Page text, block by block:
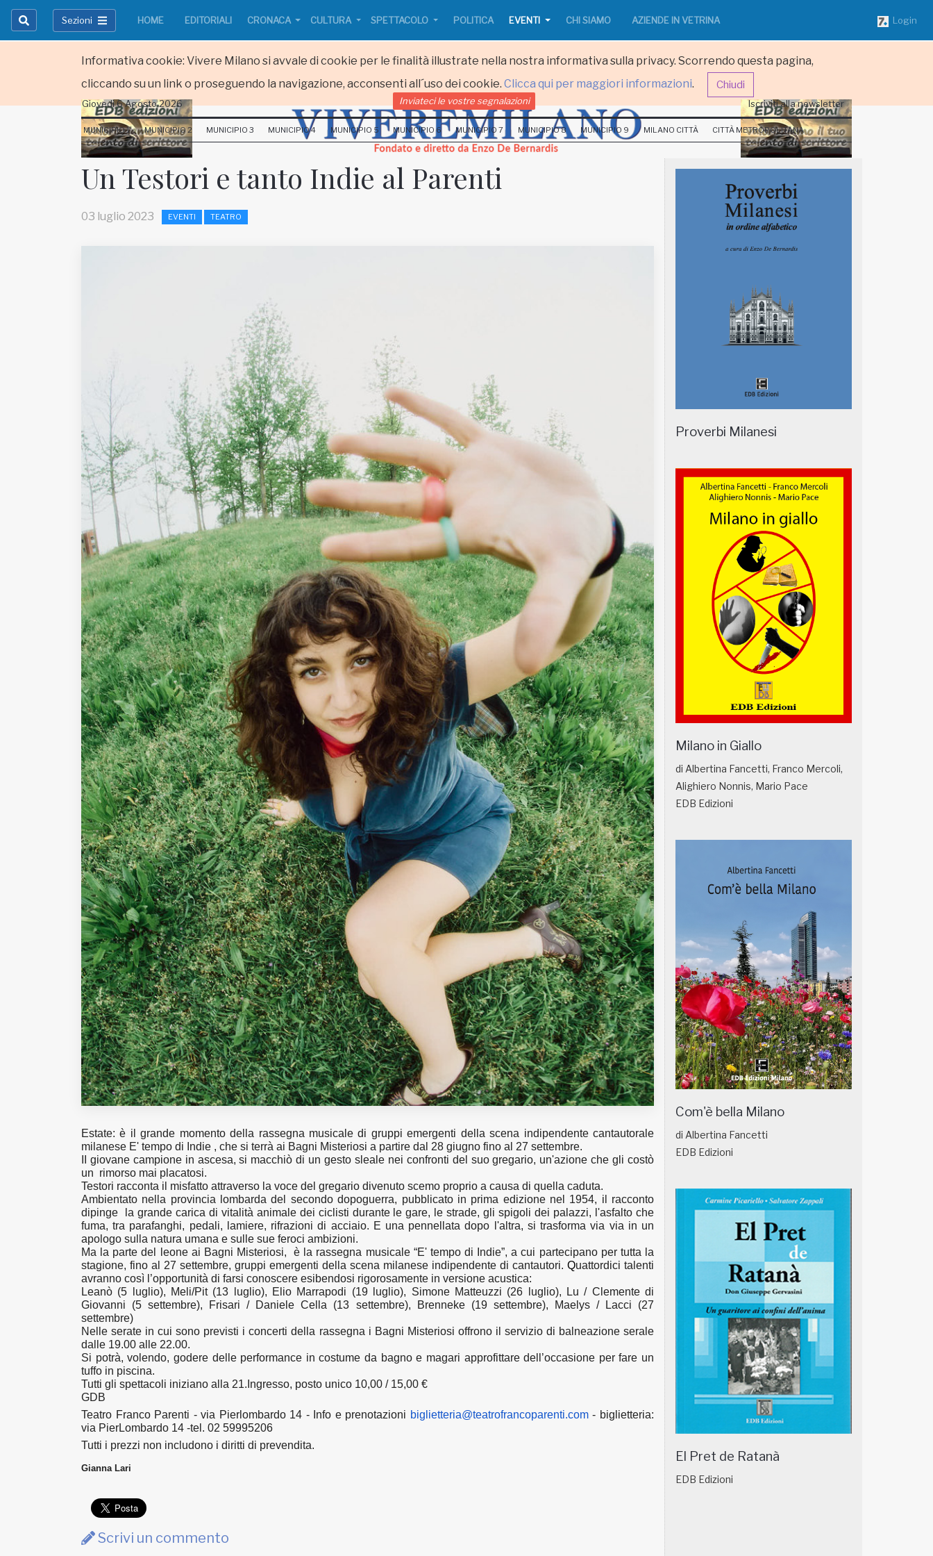
Informativa cookie: Vivere Milano si avvale di cookie per le finalità illustrate nella nostra informativa sulla privacy. Scorrendo questa pagina,
cliccando su un link o proseguendo la navigazione, acconsenti all´uso dei cookie. Clicca qui per maggiori informazioni. Chiudi
Sezioni HOME EDITORIALI CRONACA CULTURA SPETTACOLO POLITICA EVENTI CHI SIAMO AZIENDE IN VETRINA Login
Inviateci le vostre segnalazioni
Informativa sulla privacy
Giovedi 6 Agosto 2026 Inviateci le vostre segnalazioni Iscriviti alla newsletter
MUNICIPIO 1 MUNICIPIO 2 MUNICIPIO 3 MUNICIPIO 4 MUNICIPIO 5 MUNICIPIO 6 MUNICIPIO 7 MUNICIPIO 8 MUNICIPIO 9 MILANO CITTÀ CITTÀ METROPOLITANA
Un Testori e tanto Indie al Parenti
03 luglio 2023 EVENTI TEATRO
Estate: è il grande momento della rassegna musicale di gruppi emergenti della scena indipendente cantautorale
milanese E' tempo di Indie , che si terrà ai Bagni Misteriosi a partire dal 28 giugno fino al 27 settembre.
II giovane campione in ascesa, si macchiò di un gesto sleale nei confronti del suo gregario, un'azione che gli costò
un rimorso mai placatosi.
Testori racconta il misfatto attraverso la voce del gregario divenuto scemo proprio a causa di quella caduta.
Ambientato nella provincia lombarda del secondo dopoguerra, pubblicato in prima edizione nel 1954, il racconto
dipinge la grande carica di vitalità animale dei ciclisti durante le gare, le strade, gli spigoli dei palazzi, l'asfalto che
fuma, tra parafanghi, pedali, lamiere, rifrazioni di acciaio. E una pennellata dopo l'altra, si trasforma via via in un
apologo sulla natura umana e sulle sue feroci ambizioni.
Ma la parte del leone ai Bagni Misteriosi, è la rassegna musicale “E' tempo di Indie”,a cui partecipano per tutta la
stagione, fino al 27 settembre, gruppi emergenti della scena milanese indipendente di cantautori. Quattordici talenti
avranno così l’opportunità di farsi conoscere esibendosi rigorosamente in versione acustica:
Leanò (5 luglio), Meli/Pit(13 luglio), Elio Marrapodi (19 luglio), Simone Matteuzzi (26 luglio), Lu / Clemente di
Giovanni (5 settembre), Frisari / Daniele Cella (13 settembre), Brenneke(19 settembre), Maelys / Lacci (27
settembre)
Nelle serate in cui sono previsti i concerti della rassegna i Bagni Misteriosi offrono il servizio di balneazione serale
dalle 19.00 alle 22.00.
Si potrà, volendo, godere delle performance in costume da bagno e magari approfittare dell’occasione per fare un
tuffo in piscina.
Tutti gli spettacoli iniziano alla 21.Ingresso, posto unico 10,00 / 15,00 €
GDB
Teatro Franco Parenti - via Pierlombardo 14 - Info e prenotazioni biglietteria@teatrofrancoparenti.com- biglietteria:
via PierLombardo 14 -tel. 02 59995206
Tutti i prezzi non includono i diritti di prevendita.
Gianna Lari
Scrivi un commento
Proverbi Milanesi
Milano in Giallo
di Albertina Fancetti, Franco Mercoli,
Alighiero Nonnis, Mario Pace
EDB Edizioni
Com'è bella Milano
di Albertina Fancetti
EDB Edizioni
El Pret de Ratanà
EDB Edizioni